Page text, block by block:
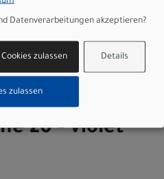
20 - violet
Union.
Datenverarbeitungen akzeptieren?
Details
zulassen
zulassen